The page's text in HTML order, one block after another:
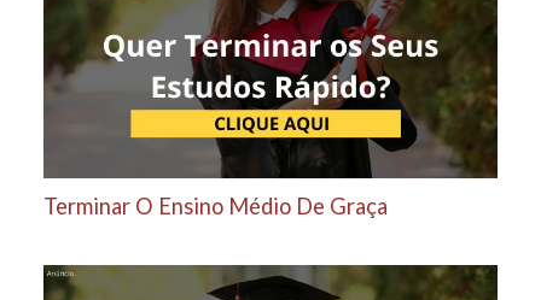
Terminar O Ensino Médio De Graça